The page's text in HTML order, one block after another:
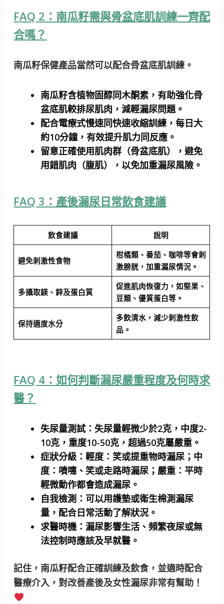
FAQ 2：南瓜籽需與骨盆底肌訓練一齊配
合嗎？
南瓜籽保健產品當然可以配合骨盆底肌訓練。
南瓜籽含植物固醇同木酮素，有助強化骨
盆底肌較排尿肌肉，減輕漏尿問題。
配合電療式慢速同快速收縮訓練，每日大
約10分鐘，有效提升肌力同反應。
留意正確使用肌肉群（骨盆底肌），避免
用錯肌肉（腹肌），以免加重漏尿風險。
FAQ 3：產後漏尿日常飲食建議
飲食建議 說明
避免刺激性食物
柑橘類、番茄、咖啡等會刺
激膀胱，加重漏尿情況。
多攝取鎂、鋅及蛋白質
促進肌肉恢復力，如堅果、
豆類、優質蛋白等。
保持適度水分
多飲清水，減少刺激性飲
品。
FAQ 4：如何判斷漏尿嚴重程度及何時求
醫？
失尿量測試： 失尿量輕微少於2克，中度2-
10克，重度10-50克，超過50克屬嚴重。
症狀分級：輕度：笑或提重物時漏尿；中
度：噴嚏、笑或走路時漏尿；嚴重：平時
輕微動作都會造成漏尿。
自我檢測： 可以用護墊或衛生棉測漏尿
量，配合日常活動了解狀況。
求醫時機：漏尿影響生活、頻繁夜尿或無
法控制時應該及早就醫。
記住，南瓜籽配合正確訓練及飲食，並適時配合
醫療介入，對改善產後及女性漏尿非常有幫助！